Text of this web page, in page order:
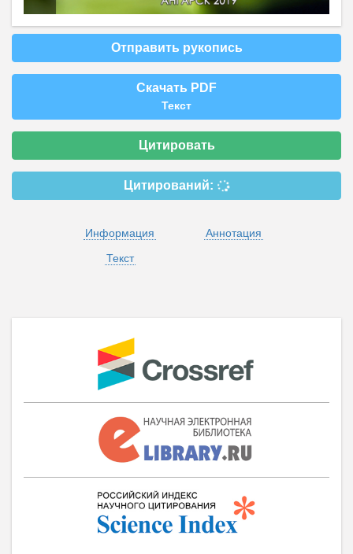
Отправить рукопись
Скачать PDF
Текст
Цитировать
Цитирований:
Информация
Аннотация
Текст